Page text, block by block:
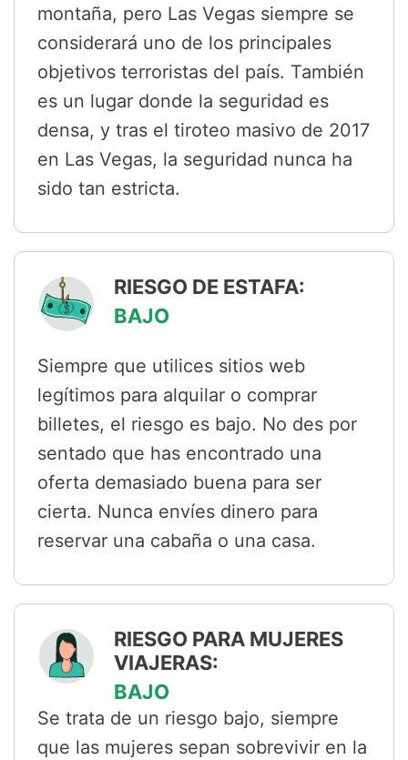
montaña, pero Las Vegas siempre se
considerará uno de los principales
objetivos terroristas del país. También
es un lugar donde la seguridad es
densa, y tras el tiroteo masivo de 2017
en Las Vegas, la seguridad nunca ha
sido tan estricta.
RIESGO DE ESTAFA:
BAJO
Siempre que utilices sitios web
legítimos para alquilar o comprar
billetes, el riesgo es bajo. No des por
sentado que has encontrado una
oferta demasiado buena para ser
cierta. Nunca envíes dinero para
reservar una cabaña o una casa.
RIESGO PARA MUJERES
VIAJERAS:
BAJO
Se trata de un riesgo bajo, siempre
que las mujeres sepan sobrevivir en la